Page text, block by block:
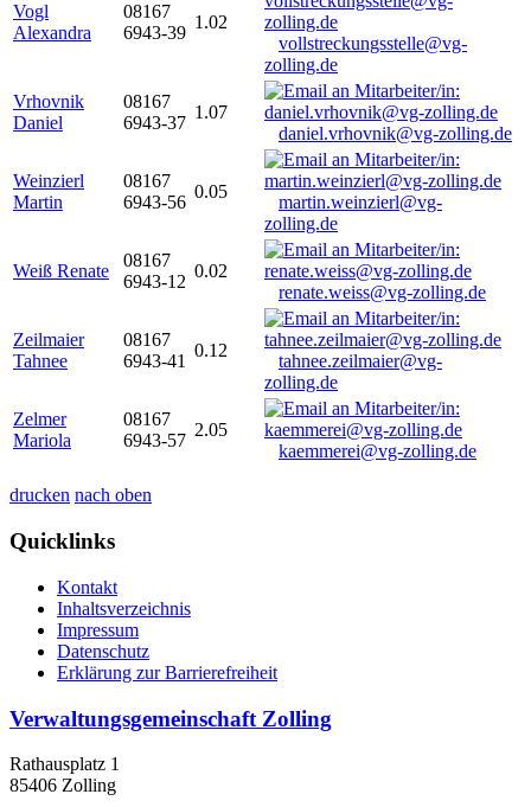
Vogl
Alexandra
08167
6943-39
1.02
vollstreckungsstelle@vg-
zolling.de
Vrhovnik
Daniel
08167
6943-37
1.07
daniel.vrhovnik@vg-zolling.de
Weinzierl
Martin
08167
6943-56
0.05
martin.weinzierl@vg-
zolling.de
Weiß Renate
08167
6943-12
0.02
renate.weiss@vg-zolling.de
Zeilmaier
Tahnee
08167
6943-41
0.12
tahnee.zeilmaier@vg-
zolling.de
Zelmer
Mariola
08167
6943-57
2.05
kaemmerei@vg-zolling.de
drucken nach oben
Quicklinks
Kontakt
Inhaltsverzeichnis
Impressum
Datenschutz
Erklärung zur Barrierefreiheit
Verwaltungsgemeinschaft Zolling
Rathausplatz 1
85406 Zolling